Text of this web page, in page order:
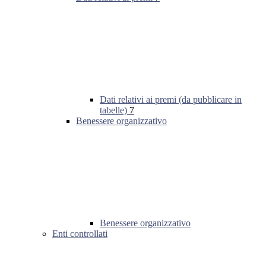
Dati relativi ai premi (da pubblicare in
tabelle) 7
Benessere organizzativo
Benessere organizzativo
Enti controllati